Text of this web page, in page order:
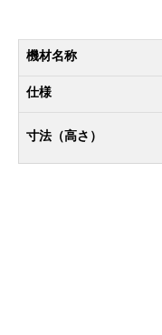
機材名称
仕様
寸法（高さ）